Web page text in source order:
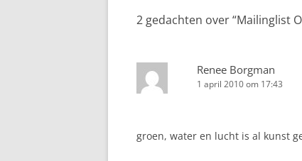
2 gedachten over “Mailinglist
Renee Borgman
1 april 2010 om 17:43
groen, water en lucht is al kunst